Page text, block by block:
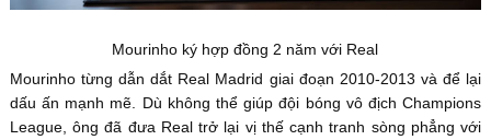
Mourinho ký hợp đồng 2 năm với Real
Mourinho từng dẫn dắt Real Madrid giai đoạn 2010-2013 và để lại
dấu ấn mạnh mẽ. Dù không thể giúp đội bóng vô địch Champions
League, ông đã đưa Real trở lại vị thế cạnh tranh sòng phẳng với